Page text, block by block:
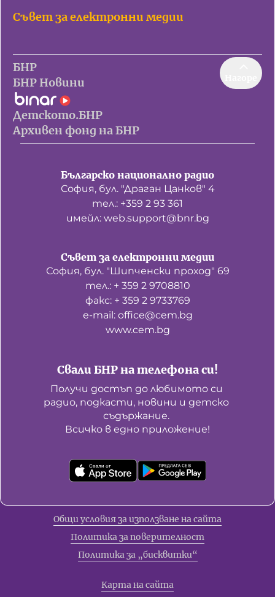
Съвет за електронни медии
БНР
БНР Новини
Детското.БНР
Архивен фонд на БНР
Българско национално радио
София, бул. "Драган Цанков" 4
тел.: +359 2 93 361
имейл: web.support@bnr.bg
Свали БНР на телефона си!
Получи достъп до любимото си
радио, подкасти, новини и детско
съдържание.
Всичко в едно приложение!
Съвет за електронни медии
София, бул. "Шипченски проход" 69
тел.: + 359 2 9708810
факс: + 359 2 9733769
е-mail: office@cem.bg
www.cem.bg
Общи условия за използване на сайта
Политика за поверителност
Политика за „бисквитки“
Карта на сайта